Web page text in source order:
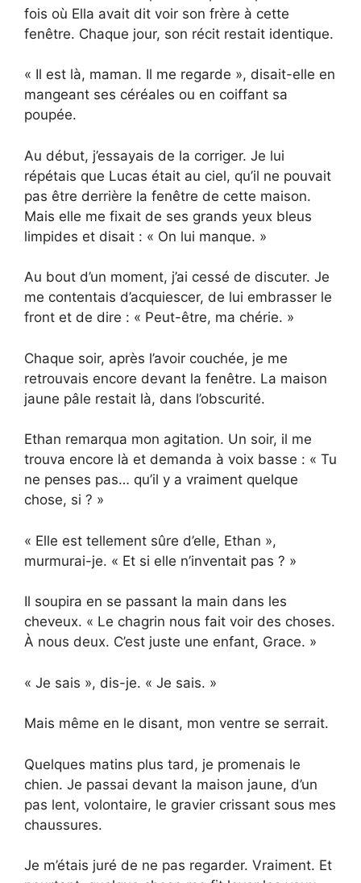
fois où Ella avait dit voir son frère à cette
fenêtre. Chaque jour, son récit restait identique.
« Il est là, maman. Il me regarde », disait-elle en
mangeant ses céréales ou en coiffant sa
poupée.
Au début, j’essayais de la corriger. Je lui
répétais que Lucas était au ciel, qu’il ne pouvait
pas être derrière la fenêtre de cette maison.
Mais elle me fixait de ses grands yeux bleus
limpides et disait : « On lui manque. »
Au bout d’un moment, j’ai cessé de discuter. Je
me contentais d’acquiescer, de lui embrasser le
front et de dire : « Peut-être, ma chérie. »
Chaque soir, après l’avoir couchée, je me
retrouvais encore devant la fenêtre. La maison
jaune pâle restait là, dans l’obscurité.
Ethan remarqua mon agitation. Un soir, il me
trouva encore là et demanda à voix basse : « Tu
ne penses pas… qu’il y a vraiment quelque
chose, si ? »
« Elle est tellement sûre d’elle, Ethan »,
murmurai-je. « Et si elle n’inventait pas ? »
Il soupira en se passant la main dans les
cheveux. « Le chagrin nous fait voir des choses.
À nous deux. C’est juste une enfant, Grace. »
« Je sais », dis-je. « Je sais. »
Mais même en le disant, mon ventre se serrait.
Quelques matins plus tard, je promenais le
chien. Je passai devant la maison jaune, d’un
pas lent, volontaire, le gravier crissant sous mes
chaussures.
Je m’étais juré de ne pas regarder. Vraiment. Et